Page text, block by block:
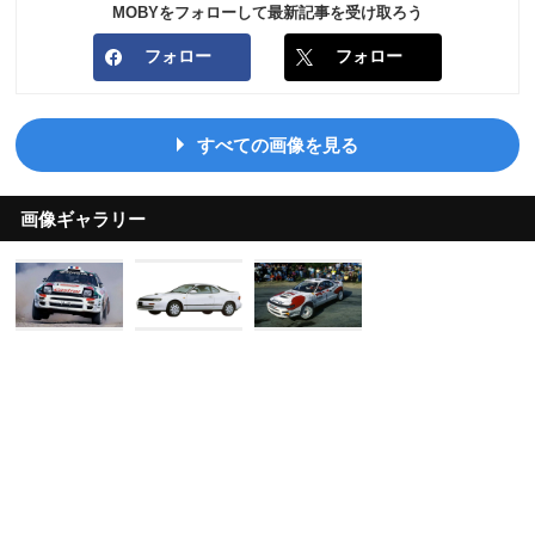
MOBYをフォローして最新記事を受け取ろう
フォロー フォロー
すべての画像を見る
画像ギャラリー